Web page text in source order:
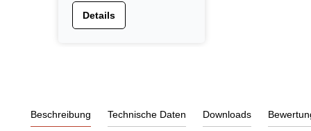
Details
Beschreibung Technische Daten Downloads